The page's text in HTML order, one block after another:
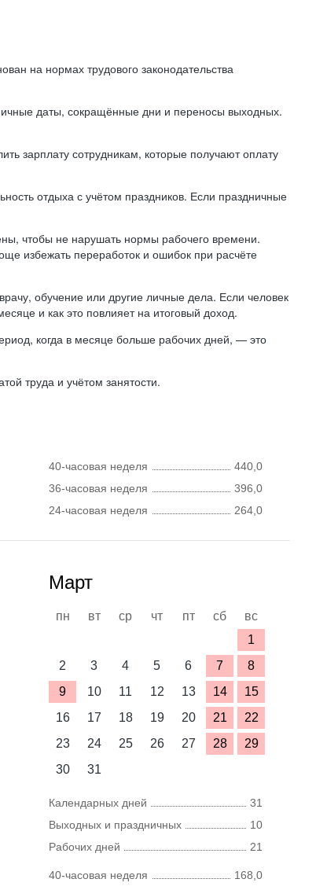
на нормах трудового законодательства
даты, сокращённые дни и переносы выходных.
зарплату сотрудникам, которые получают оплату
отдыха с учётом праздников. Если праздничные
чтобы не нарушать нормы рабочего времени.
избежать переработок и ошибок при расчёте
обучение или другие личные дела. Если человек
и как это повлияет на итоговый доход.
когда в месяце больше рабочих дней, — это
труда и учётом занятости.
40-часовая неделя
440,0
36-часовая неделя
396,0
24-часовая неделя
264,0
Март
пн вт ср чт пт сб
вс
1
2
3 4 5 6 7
8
9
10 11 12 13 14
15
16
17 18 19 20 21
22
23
24 25 26 27 28
29
30
31
Календарных дней
31
Выходных и праздничных
10
Рабочих дней
21
40-часовая неделя
168,0